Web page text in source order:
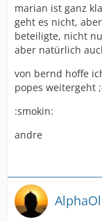
marian ist ganz
geht es nicht,
beteiligte, nicht
aber natürlich
von bernd hoffe
popes weitergeht
:smokin:
andre